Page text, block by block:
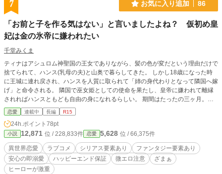
7 お気に入り追加 86
「お前と子を作る気はない」と言いましたよね？ 仮初め皇
妃は金の氷帝に嫌われたい
千堂みくま
ティナはアシュロム神聖国の王女でありながら、髪の色が変だという理由だけで
捨てられて、ハンス(乳母の夫)と山奥で暮らしてきた。 しかし18歳になった時
に王城に連れ戻され、ハンスを人質に取られて「姉の身代わりとなって隣国へ嫁
げ」と命令される。 隣国で巫女姫としての使命を果たし、皇帝に嫌われて離縁
されればハンスともども自由の身になれるらしい。 期間はたったの三ヶ月。
「嫌われたらいいんでしょう。やってやるわよ」と覚悟を決めて嫁いだティナだ
ったが、初夜で皇帝に「お前と子を作る気はない」と言われ、うっかり喜んでし
まう。 その後も悪女らしく振舞い何とか嫌われようと努力するが、なぜか皇帝
エルヴィスはティナを気に入った様子で……？ 全26話・完結するまで毎日投稿
なろうにも投稿 書きたいもの放出祭り★気軽に読んでください
恋愛 連載中 長編 R15
24h.ポイント 78pt
小説 12,871 位 / 228,833件 恋愛 5,628 位 / 66,375件
異世界恋愛 ラブコメ シリアス要素あり
ファンタジー要素あり
安心の即溺愛
ハッピーエンド保証 微エロ注意
ざまぁ
ヒーローが激重